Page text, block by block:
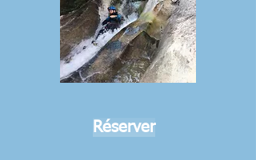
Réserver